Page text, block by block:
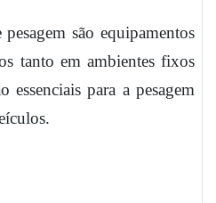
são equipamentos
tanto em ambientes fixos
essenciais para a pesagem